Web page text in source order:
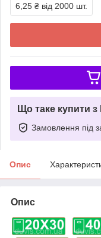
6,25 ₴ від 2000 шт.
Що таке купити
Замовлення під
Опис
Опис